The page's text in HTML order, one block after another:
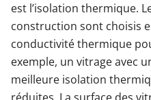
est l’isolation thermique.
construction sont choisis
conductivité thermique
exemple, un vitrage avec
meilleure isolation